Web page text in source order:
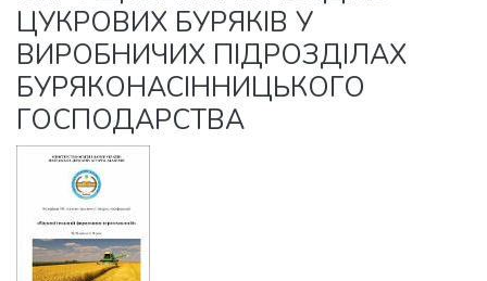
ЦУКРОВИХ БУРЯКІВ У
ВИРОБНИЧИХ ПІДРОЗДІЛАХ
БУРЯКОНАСІННИЦЬКОГО
ГОСПОДАРСТВА